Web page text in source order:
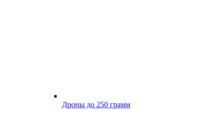
Дроны до 250 грамм